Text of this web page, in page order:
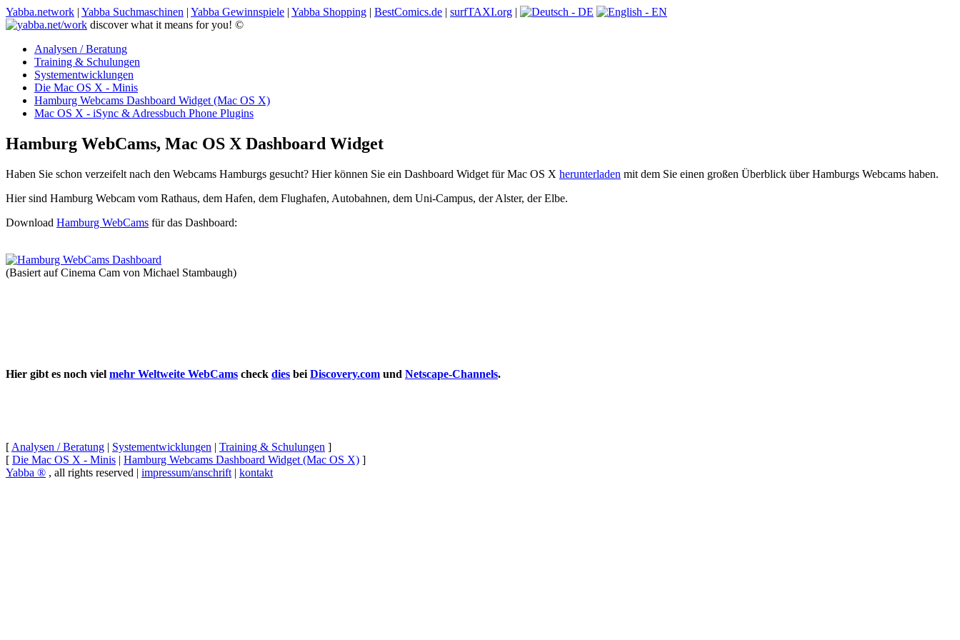
Yabba.network | Yabba Suchmaschinen | Yabba Gewinnspiele | Yabba Shopping | BestComics.de | surfTAXI.org |
discover what it means for you! ©
Analysen / Beratung
Training & Schulungen
Systementwicklungen
Die Mac OS X - Minis
Hamburg Webcams Dashboard Widget (Mac OS X)
Mac OS X - iSync & Adressbuch Phone Plugins
Hamburg WebCams, Mac OS X Dashboard Widget
Haben Sie schon verzeifelt nach den Webcams Hamburgs gesucht? Hier können Sie ein Dashboard Widget für Mac OS X herunterladen mit dem Sie einen großen Überblick über Hamburgs Webcams haben.
Hier sind Hamburg Webcam vom Rathaus, dem Hafen, dem Flughafen, Autobahnen, dem Uni-Campus, der Alster, der Elbe.
Download Hamburg WebCams für das Dashboard:
(Basiert auf Cinema Cam von Michael Stambaugh)
Hier gibt es noch viel mehr Weltweite WebCams check dies bei Discovery.com und Netscape-Channels.
[ Analysen / Beratung | Systementwicklungen | Training & Schulungen ]
[ Die Mac OS X - Minis | Hamburg Webcams Dashboard Widget (Mac OS X) ]
Yabba ® , all rights reserved | impressum/anschrift | kontakt